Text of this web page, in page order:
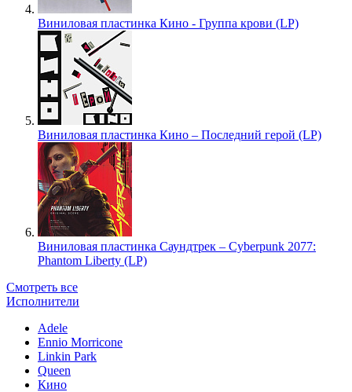
Виниловая пластинка Кино - Группа крови (LP)
Виниловая пластинка Кино – Последний герой (LP)
Виниловая пластинка Саундтрек – Cyberpunk 2077:
Phantom Liberty (LP)
Смотреть все
Исполнители
Adele
Ennio Morricone
Linkin Park
Queen
Кино